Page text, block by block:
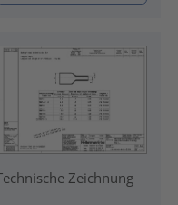
Zeichnung